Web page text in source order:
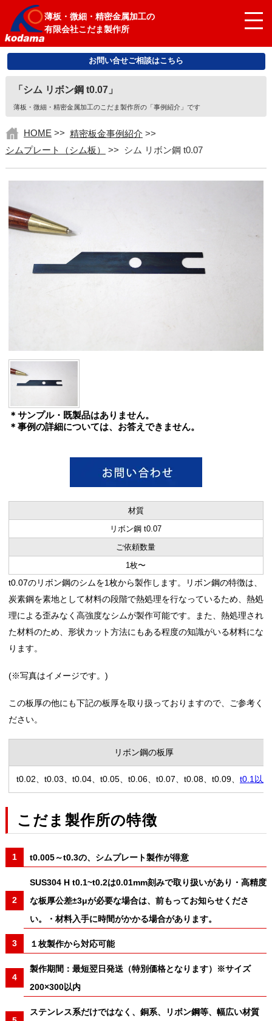
薄板・微細・精密金属加工の
有限会社こだま製作所
お問い合せご相談はこちら
「シム リボン鋼 t0.07」
薄板・微細・精密金属加工のこだま製作所の「事例紹介」です
HOME >> 精密板金事例紹介 >>
シムプレート（シム板）
>> シム リボン鋼 t0.07
＊サンプル・既製品はありません。
＊事例の詳細については、お答えできません。
材質
リボン鋼 t0.07
ご依頼数量
1枚〜
t0.07のリボン鋼のシムを1枚から製作します。リボン鋼の特徴は、
炭素鋼を素地として材料の段階で熱処理を行なっているため、熱処
理による歪みなく高強度なシムが製作可能です。また、熱処理され
た材料のため、形状カット方法にもある程度の知識がいる材料にな
ります。
(※写真はイメージです。)
この板厚の他にも下記の板厚を取り扱っておりますので、ご参考く
ださい。
リボン鋼の板厚
t0.02、t0.03、t0.04、t0.05、t0.06、t0.07、t0.08、t0.09、 t0.1以上
こだま製作所の特徴
t0.005～t0.3の、シムプレート製作が得意
SUS304 H t0.1~t0.2は0.01mm刻みで取り扱いがあり・高精度
な板厚公差±3μが必要な場合は、前もってお知らせくださ
い。・材料入手に時間がかかる場合があります。
１枚製作から対応可能
製作期間：最短翌日発送（特別価格となります）※サイズ
200×300以内
ステンレス系だけではなく、銅系、リボン鋼等、幅広い材質